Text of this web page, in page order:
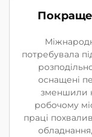
потребувала
оснащені
зменшили
робочому
праці